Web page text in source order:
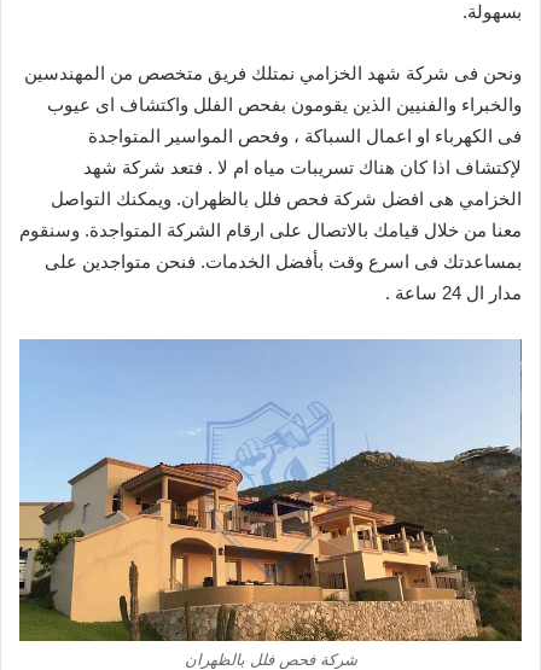
بسهولة.
ونحن فى شركة شهد الخزامي نمتلك فريق متخصص من المهندسين
والخبراء والفنيين الذين يقومون بفحص الفلل واكتشاف اى عيوب
فى الكهرباء او اعمال السباكة ، وفحص المواسير المتواجدة
لإكتشاف اذا كان هناك تسريبات مياه ام لا . فتعد شركة شهد
الخزامي هى افضل شركة فحص فلل بالظهران. ويمكنك التواصل
معنا من خلال قيامك بالاتصال على ارقام الشركة المتواجدة. وسنقوم
بمساعدتك فى اسرع وقت بأفضل الخدمات. فنحن متواجدين على
مدار ال 24 ساعة .
شركة فحص فلل بالظهران